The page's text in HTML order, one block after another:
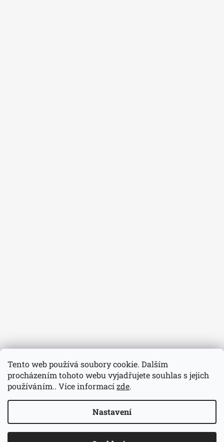
Tento web používá soubory cookie. Dalším
procházením tohoto webu vyjadřujete souhlas s jejich
používáním.. Více informacízde.
Nastavení